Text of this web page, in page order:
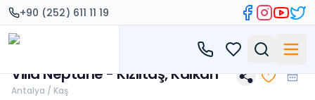
+90 (252) 611 11 19
Villa Neptune - Kızıltaş, Kalkan
Antalya / Kaş